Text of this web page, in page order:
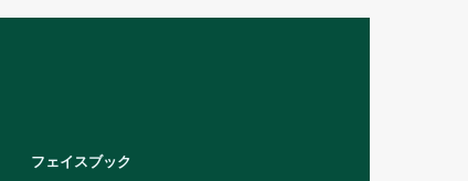
フェイスブック